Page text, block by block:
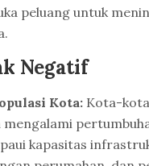
peluang untuk
Negatif
Kota: Kota-
mengalami
kapasitas